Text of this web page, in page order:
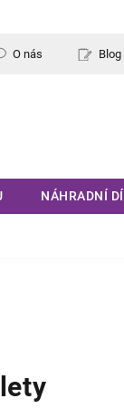
O nás Blog
NÁHRADNÍ